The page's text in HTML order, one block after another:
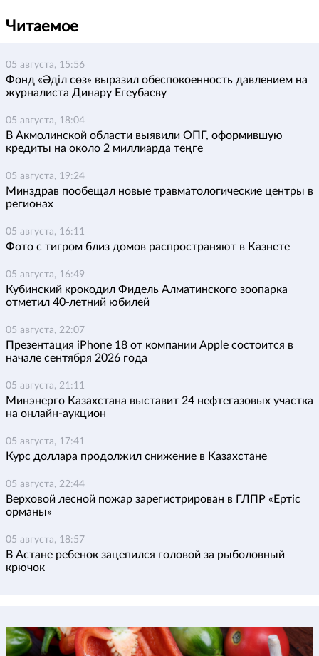
Читаемое
05 августа, 15:56
Фонд «Әділ сөз» выразил обеспокоенность давлением на
журналиста Динару Егеубаеву
05 августа, 18:04
В Акмолинской области выявили ОПГ, оформившую
кредиты на около 2 миллиарда теңге
05 августа, 19:24
Минздрав пообещал новые травматологические центры в
регионах
05 августа, 16:11
Фото с тигром близ домов распространяют в Казнете
05 августа, 16:49
Кубинский крокодил Фидель Алматинского зоопарка
отметил 40-летний юбилей
05 августа, 22:07
Презентация iPhone 18 от компании Apple состоится в
начале сентября 2026 года
05 августа, 21:11
Минэнерго Казахстана выставит 24 нефтегазовых участка
на онлайн-аукцион
05 августа, 17:41
Курс доллара продолжил снижение в Казахстане
05 августа, 22:44
Верховой лесной пожар зарегистрирован в ГЛПР «Ертіс
орманы»
05 августа, 18:57
В Астане ребенок зацепился головой за рыболовный
крючок